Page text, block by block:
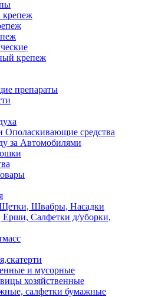
крепеж
крепеж
препараты
средства
за Автомобилями
Швабры, Насадки
Салфетки д/уборки,
и мусорные
хозяйственные
салфетки бумажные